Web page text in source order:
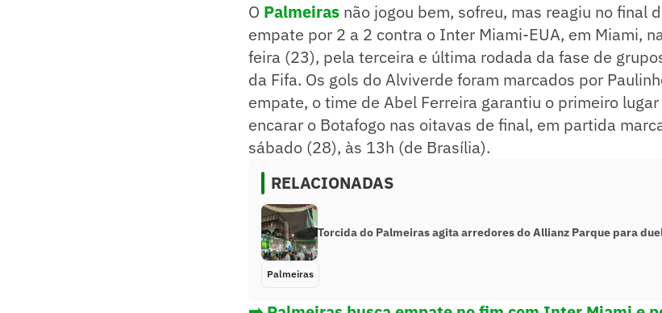
O Palmeiras não jogou bem, sofreu, mas reagiu no final
empate por 2 a 2 contra o Inter Miami-EUA, em Miami,
feira (23), pela terceira e última rodada da fase de
da Fifa. Os gols do Alviverde foram marcados por
empate, o time de Abel Ferreira garantiu o primeiro
encarar o Botafogo nas oitavas de final, em partida
sábado (28), às 13h (de Brasília).
RELACIONADAS
Torcida do Palmeiras agita arredores do Allianz Parque para
Palmeiras